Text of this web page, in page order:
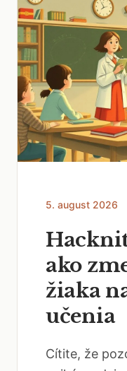
5. august 2026
ako
žiaka
učenia
Cítite, že